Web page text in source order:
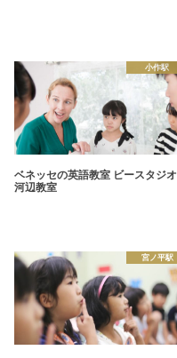
小作駅
ベネッセの英語教室 ビースタジオ
河辺教室
宮ノ平駅